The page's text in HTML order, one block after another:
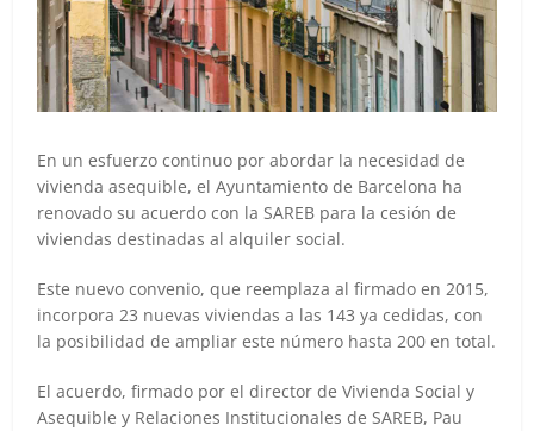
En un esfuerzo continuo por abordar la necesidad de
vivienda asequible, el Ayuntamiento de Barcelona ha
renovado su acuerdo con la SAREB para la cesión de
viviendas destinadas al alquiler social.
Este nuevo convenio, que reemplaza al firmado en 2015,
incorpora 23 nuevas viviendas a las 143 ya cedidas, con
la posibilidad de ampliar este número hasta 200 en total.
El acuerdo, firmado por el director de Vivienda Social y
Asequible y Relaciones Institucionales de SAREB, Pau